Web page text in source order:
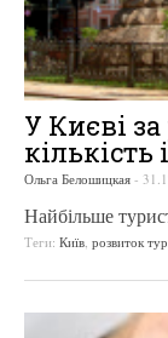
У Києві за
Ольга Белошицкая -
Найбільше
Теги: Київ, розвиток